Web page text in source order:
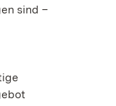
sind –